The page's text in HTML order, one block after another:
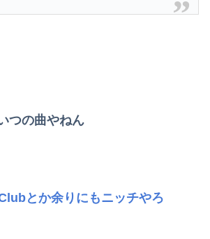
つの曲やねん
とか余りにもニッチやろ